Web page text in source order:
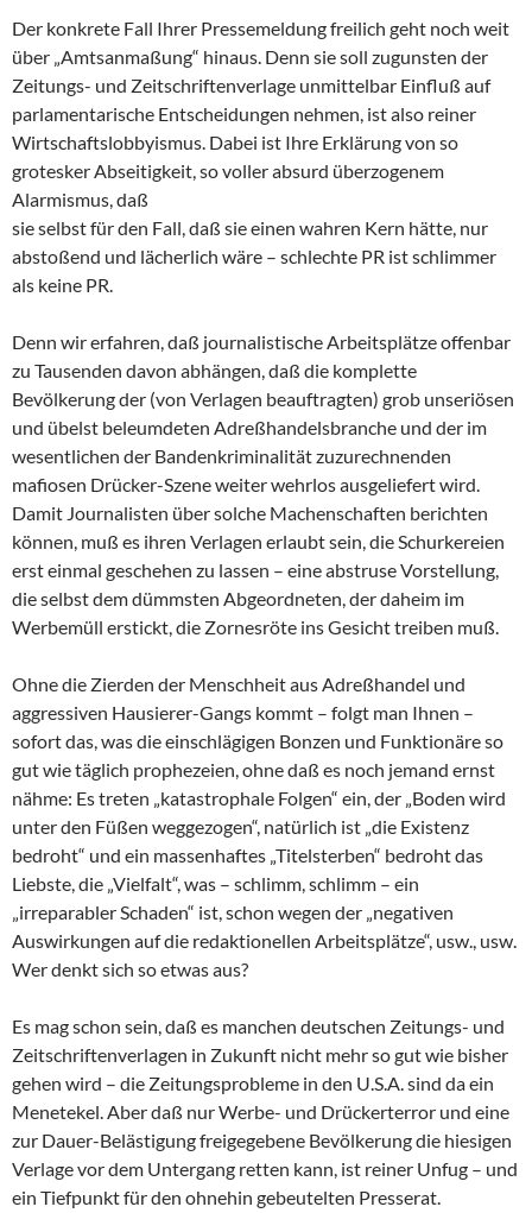
Der konkrete Fall Ihrer Pressemeldung freilich geht noch weit
über „Amtsanmaßung“ hinaus. Denn sie soll zugunsten der
Zeitungs- und Zeitschriftenverlage unmittelbar Einfluß auf
parlamentarische Entscheidungen nehmen, ist also reiner
Wirtschaftslobbyismus. Dabei ist Ihre Erklärung von so
grotesker Abseitigkeit, so voller absurd überzogenem
Alarmismus, daß
sie selbst für den Fall, daß sie einen wahren Kern hätte, nur
abstoßend und lächerlich wäre – schlechte PR ist schlimmer
als keine PR.
Denn wir erfahren, daß journalistische Arbeitsplätze offenbar
zu Tausenden davon abhängen, daß die komplette
Bevölkerung der (von Verlagen beauftragten) grob unseriösen
und übelst beleumdeten Adreßhandelsbranche und der im
wesentlichen der Bandenkriminalität zuzurechnenden
mafiosen Drücker-Szene weiter wehrlos ausgeliefert wird.
Damit Journalisten über solche Machenschaften berichten
können, muß es ihren Verlagen erlaubt sein, die Schurkereien
erst einmal geschehen zu lassen – eine abstruse Vorstellung,
die selbst dem dümmsten Abgeordneten, der daheim im
Werbemüll erstickt, die Zornesröte ins Gesicht treiben muß.
Ohne die Zierden der Menschheit aus Adreßhandel und
aggressiven Hausierer-Gangs kommt – folgt man Ihnen –
sofort das, was die einschlägigen Bonzen und Funktionäre so
gut wie täglich prophezeien, ohne daß es noch jemand ernst
nähme: Es treten „katastrophale Folgen“ ein, der „Boden wird
unter den Füßen weggezogen“, natürlich ist „die Existenz
bedroht“ und ein massenhaftes „Titelsterben“ bedroht das
Liebste, die „Vielfalt“, was – schlimm, schlimm – ein
„irreparabler Schaden“ ist, schon wegen der „negativen
Auswirkungen auf die redaktionellen Arbeitsplätze“, usw., usw.
Wer denkt sich so etwas aus?
Es mag schon sein, daß es manchen deutschen Zeitungs- und
Zeitschriftenverlagen in Zukunft nicht mehr so gut wie bisher
gehen wird – die Zeitungsprobleme in den U.S.A. sind da ein
Menetekel. Aber daß nur Werbe- und Drückerterror und eine
zur Dauer-Belästigung freigegebene Bevölkerung die hiesigen
Verlage vor dem Untergang retten kann, ist reiner Unfug – und
ein Tiefpunkt für den ohnehin gebeutelten Presserat.